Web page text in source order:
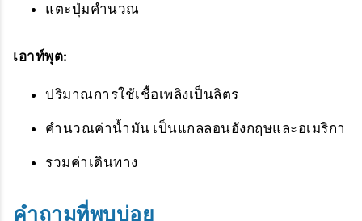
แตะปุ่มคำนวณ
เอาท์พุต:
ปริมาณการใช้เชื้อเพลิงเป็นลิตร
คำนวณค่าน้ำมัน เป็นแกลลอนอังกฤษและอเมริกา
รวมค่าเดินทาง
คำถามที่พบบ่อย